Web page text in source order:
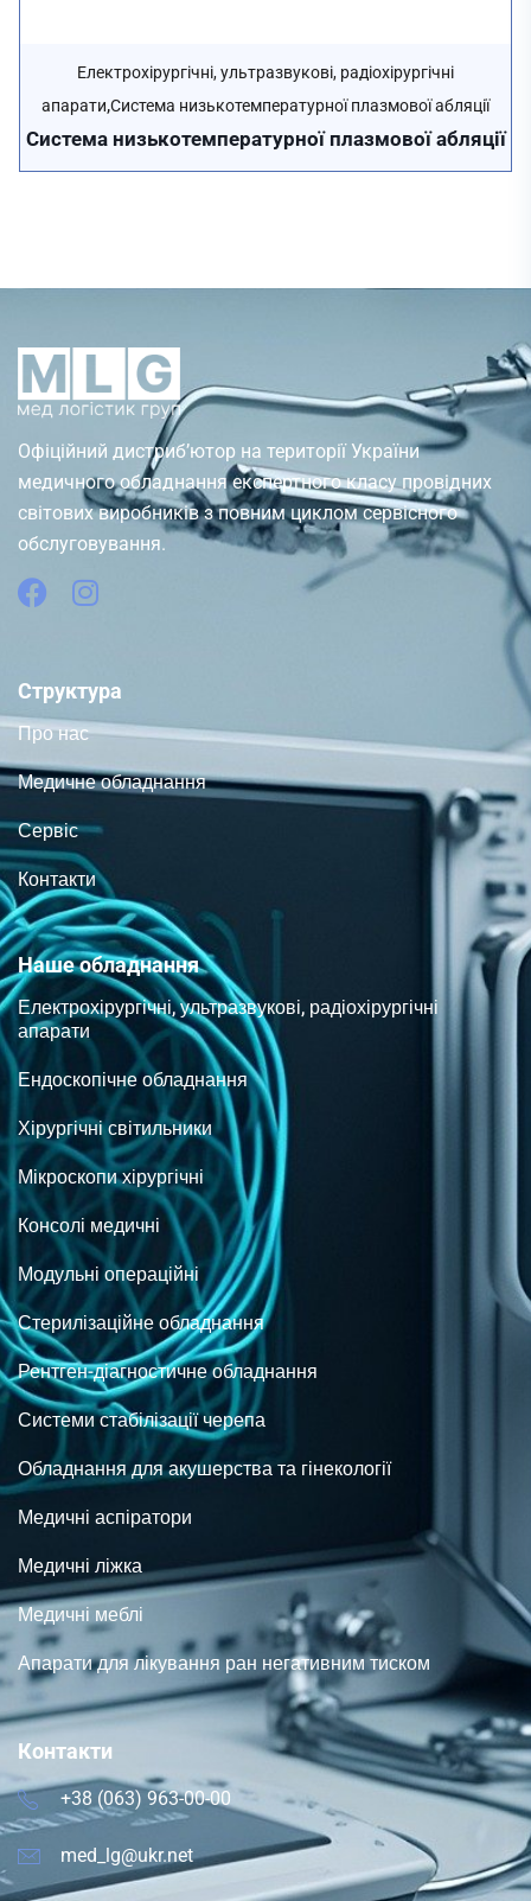
Електрохірургічні, ультразвукові, радіохірургічні
апарати,Система низькотемпературної плазмової абляції
Система низькотемпературної плазмової абляції
Офіційний дистриб’ютор на території України
медичного обладнання експертного класу провідних
світових виробників з повним циклом сервісного
обслуговування.
Структура
Про нас
Медичне обладнання
Сервіс
Контакти
Наше обладнання
Електрохірургічні, ультразвукові, радіохірургічні
апарати
Ендоскопічне обладнання
Хірургічні світильники
Мікроскопи хірургічні
Консолі медичні
Модульні операційні
Стерилізаційне обладнання
Рентген-діагностичне обладнання
Системи стабілізації черепа
Обладнання для акушерства та гінекології
Медичні аспіратори
Медичні ліжка
Медичні меблі
Апарати для лікування ран негативним тиском
Контакти
+38 (063) 963-00-00
med_lg@ukr.net